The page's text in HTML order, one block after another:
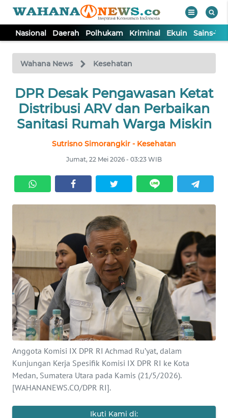
Nasional Daerah Polhukam Kriminal Ekuin Sains-
Wahana News Kesehatan
DPR Desak Pengawasan Ketat
Distribusi ARV dan Perbaikan
Sanitasi Rumah Warga Miskin
Sutrisno Simorangkir - Kesehatan
Jumat, 22 Mei 2026 - 03:23 WIB
Anggota Komisi IX DPR RI Achmad Ru’yat, dalam
Kunjungan Kerja Spesifik Komisi IX DPR RI ke Kota
Medan, Sumatera Utara pada Kamis (21/5/2026).
[WAHANANEWS.CO/DPR RI].
Ikuti Kami di:
TV
Tutup
NASIONAL
DAERAH
POLHUKAM
KRIMINAL
EKUIN
KESEHATAN
INTERNASIONAL
SERBA-SERBI
PENDIDIKAN
OLAHRAGA
OPINI